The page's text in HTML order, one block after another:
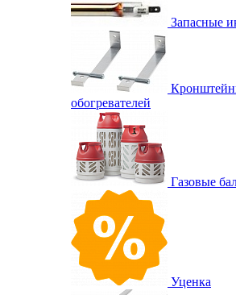
Запасные
обогревателей
Газовые
Уценка